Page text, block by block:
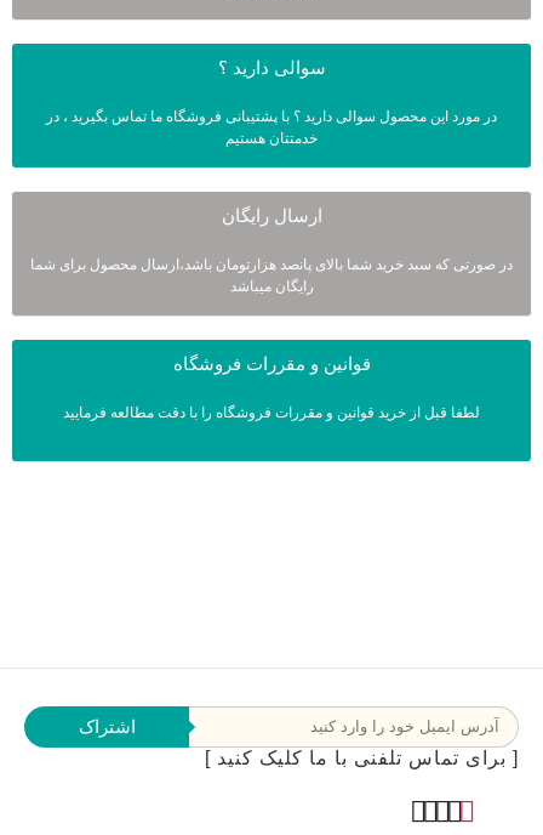
سوالی دارید ؟
در مورد این محصول سوالی دارید ؟ با پشتیبانی فروشگاه ما تماس بگیرید ، در
خدمتتان هستیم
ارسال رایگان
در صورتی که سبد خرید شما بالای پانصد هزارتومان باشد،ارسال محصول برای شما
رایگان میباشد
قوانین و مقررات فروشگاه
لطفا قبل از خرید قوانین و مقررات فروشگاه را با دقت مطالعه فرمایید
اشتراک
[ برای تماس تلفنی با ما کلیک کنید ]